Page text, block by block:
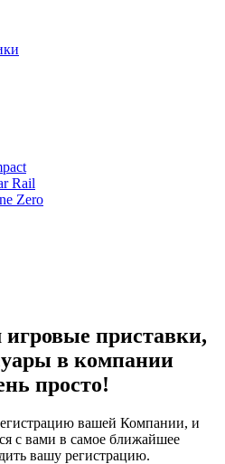
Rail
Zero
приставки,
в компании
просто!
вашей Компании, и
с вами в самое ближайшее
вашу регистрацию.